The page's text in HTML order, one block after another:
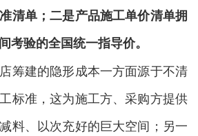
清单；二是产品施工单价清单拥
考验的全国统一指导价。
建的隐形成本一方面源于不清
标准，这为施工方、采购方提供
料、以次充好的巨大空间；另一